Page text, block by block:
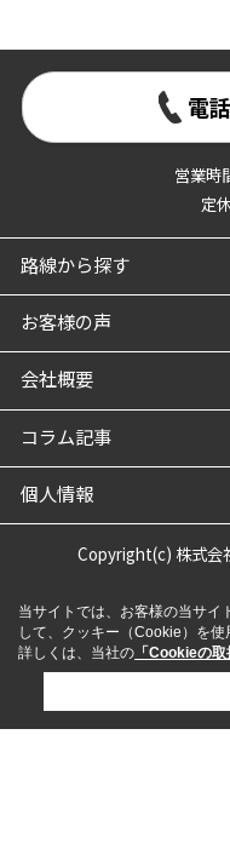
電
営業時
定
路線から探す
お客様の声
会社概要
コラム記事
個人情報
Copyright(c) 株式会
当サイトでは、お客様の当サイ
して、クッキー（Cookie）を使
詳しくは、当社の 「Cookieの